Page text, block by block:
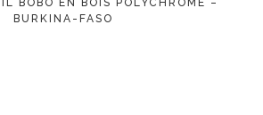
BURKINA-FASO